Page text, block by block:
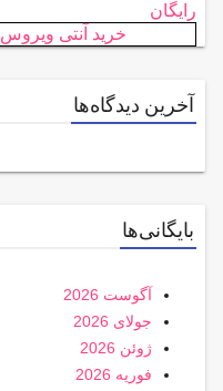
رایگان
خرید آنتی ویروس
آخرین دیدگاه‌ها
بایگانی‌ها
آگوست 2026
جولای 2026
ژوئن 2026
فوریه 2026